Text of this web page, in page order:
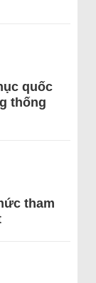
quốc
thống
tham